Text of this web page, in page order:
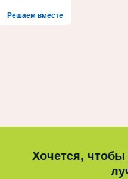
Решаем вместе
Хочется, чтобы